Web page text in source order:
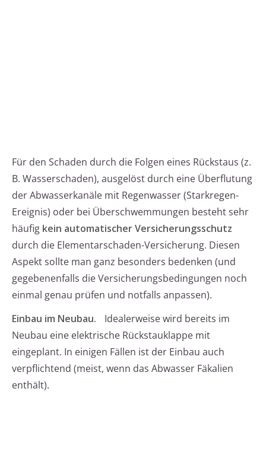
Für den Schaden durch die Folgen eines Rückstaus (z.
B. Wasserschaden), ausgelöst durch eine Überflutung
der Abwasserkanäle mit Regenwasser (Starkregen-
Ereignis) oder bei Überschwemmungen besteht sehr
häufig kein automatischer Versicherungsschutz
durch die Elementarschaden-Versicherung. Diesen
Aspekt sollte man ganz besonders bedenken (und
gegebenenfalls die Versicherungsbedingungen noch
einmal genau prüfen und notfalls anpassen).
Einbau im Neubau.
Idealerweise wird bereits im
Neubau eine elektrische Rückstauklappe mit
eingeplant. In einigen Fällen ist der Einbau auch
verpflichtend (meist, wenn das Abwasser Fäkalien
enthält).